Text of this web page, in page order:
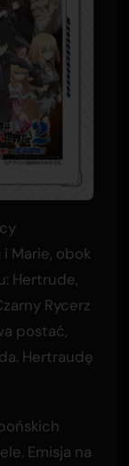
Marie, obok
Hertrude,
Rycerz
postać,
Hertraudę
Emisja na